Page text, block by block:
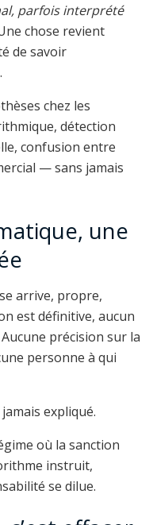
parfois interprété
chose revient
de savoir
chez les
détection
confusion entre
— sans jamais
une
arrive, propre,
est définitive, aucun
précision sur la
personne à qui
expliqué.
où la sanction
instruit,
se dilue.